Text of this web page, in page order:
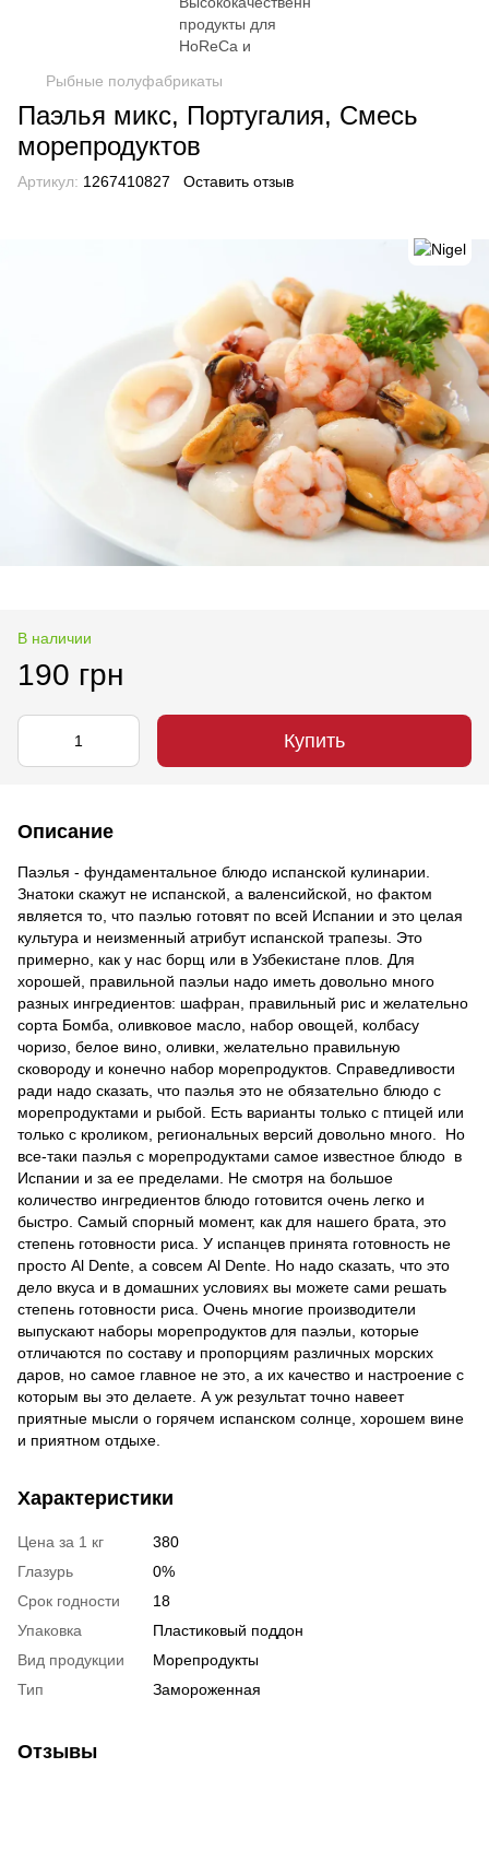
Рыбные полуфабрикаты
Паэлья микс, Португалия, Смесь
морепродуктов
Артикул: 1267410827 Оставить отзыв
В наличии
190 грн
Купить
Описание
Паэлья - фундаментальное блюдо испанской кулинарии.
Знатоки скажут не испанской, а валенсийской, но фактом
является то, что паэлью готовят по всей Испании и это целая
культура и неизменный атрибут испанской трапезы. Это
примерно, как у нас борщ или в Узбекистане плов. Для
хорошей, правильной паэльи надо иметь довольно много
разных ингредиентов: шафран, правильный рис и желательно
сорта Бомба, оливковое масло, набор овощей, колбасу
чоризо, белое вино, оливки, желательно правильную
сковороду и конечно набор морепродуктов. Справедливости
ради надо сказать, что паэлья это не обязательно блюдо с
морепродуктами и рыбой. Есть варианты только с птицей или
только с кроликом, региональных версий довольно много. Но
все-таки паэлья с морепродуктами самое известное блюдо в
Испании и за ее пределами. Не смотря на большое
количество ингредиентов блюдо готовится очень легко и
быстро. Самый спорный момент, как для нашего брата, это
степень готовности риса. У испанцев принята готовность не
просто Al Dente, а совсем Al Dente. Но надо сказать, что это
дело вкуса и в домашних условиях вы можете сами решать
степень готовности риса. Очень многие производители
выпускают наборы морепродуктов для паэльи, которые
отличаются по составу и пропорциям различных морских
даров, но самое главное не это, а их качество и настроение с
которым вы это делаете. А уж результат точно навеет
приятные мысли о горячем испанском солнце, хорошем вине
и приятном отдыхе.
Характеристики
Цена за 1 кг
380
Глазурь
0%
Срок годности
18
Упаковка
Пластиковый поддон
Вид продукции
Морепродукты
Тип
Замороженная
Отзывы